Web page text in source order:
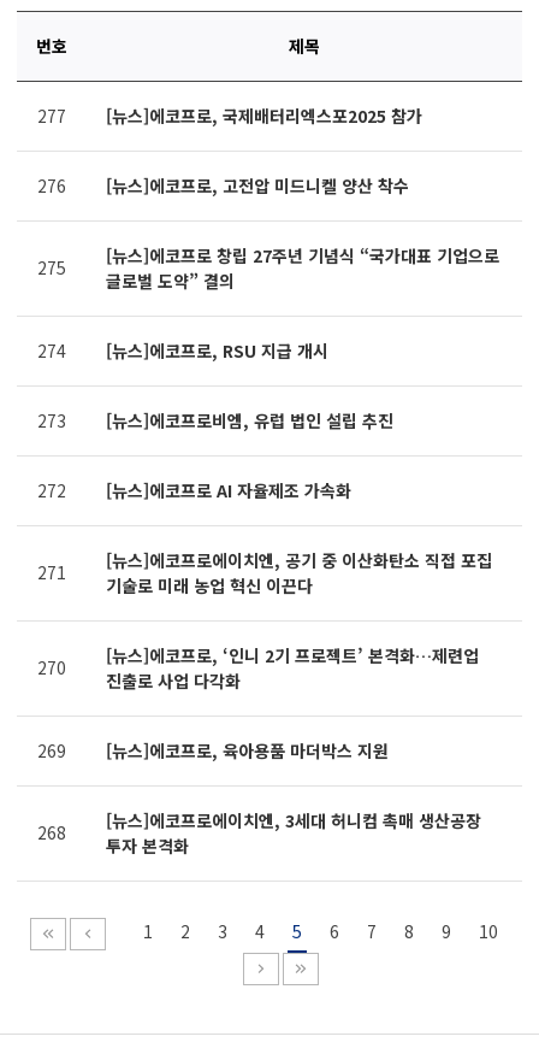
파일,
작성자,
조회수,
제공표
번호 제목
277 [뉴스]에코프로, 국제배터리엑스포2025 참가
276 [뉴스]에코프로, 고전압 미드니켈 양산 착수
275
[뉴스]에코프로 창립 27주년 기념식 “국가대표 기업으로
글로벌 도약” 결의
274 [뉴스]에코프로, RSU 지급 개시
273 [뉴스]에코프로비엠, 유럽 법인 설립 추진
272 [뉴스]에코프로 AI 자율제조 가속화
271
[뉴스]에코프로에이치엔, 공기 중 이산화탄소 직접 포집
기술로 미래 농업 혁신 이끈다
270
[뉴스]에코프로, ‘인니 2기 프로젝트’ 본격화…제련업
진출로 사업 다각화
269 [뉴스]에코프로, 육아용품 마더박스 지원
268
[뉴스]에코프로에이치엔, 3세대 허니컴 촉매 생산공장
투자 본격화
1 2 3 4 5 6 7 8 9 10